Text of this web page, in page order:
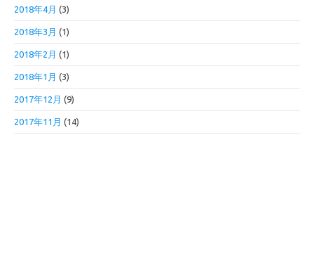
2018年4月 (3)
2018年3月 (1)
2018年2月 (1)
2018年1月 (3)
2017年12月 (9)
2017年11月 (14)